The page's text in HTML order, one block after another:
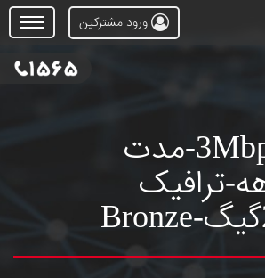
Open
Menu
ورود مشترکین
سرویس3Mbps-مدت
ترافیک